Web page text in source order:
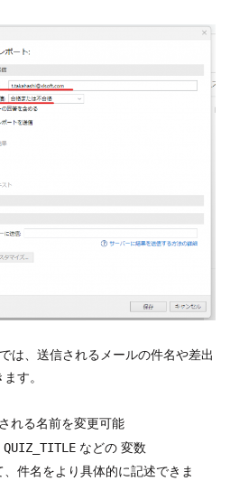
は、送信されるメールの件名や差出
す。
れる名前を変更可能
QUIZ_TITLEなどの 変数
、件名をより具体的に記述できま